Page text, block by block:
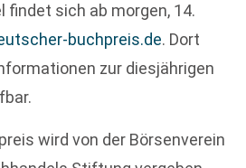
findet sich ab morgen, 14.
buchpreis.de. Dort
zur diesjährigen
wird von der Börsenverein